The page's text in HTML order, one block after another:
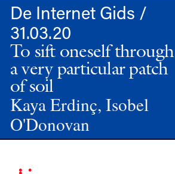
De Internet Gids /
31.03.20
To sift oneself through
a very particular patch
of soil
Kaya Erdinç, Isobel
O'Donovan